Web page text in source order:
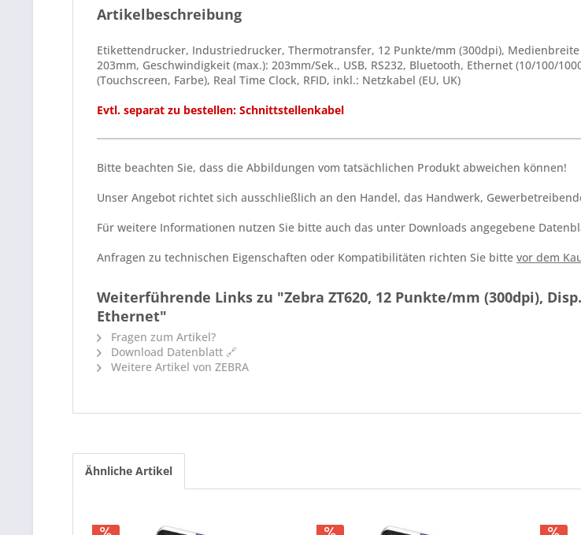
Artikelbeschreibung
Etikettendrucker, Industriedrucker, Thermotransfer, 12 Punkte/mm (300dpi),
203mm, Geschwindigkeit (max.): 203mm/Sek., USB, RS232, Bluetooth, Ethernet (10/100/
(Touchscreen, Farbe), Real Time Clock, RFID, inkl.: Netzkabel (EU, UK)
Evtl. separat zu bestellen: Schnittstellenkabel
Bitte beachten Sie, dass die Abbildungen vom tatsächlichen Produkt abweichen können!
Unser Angebot richtet sich ausschließlich an den Handel, das Handwerk,
Für weitere Informationen nutzen Sie bitte auch das unter Downloads angegebene
Anfragen zu technischen Eigenschaften oder Kompatibilitäten richten Sie bitte vor dem
Weiterführende Links zu "Zebra ZT620, 12 Punkte/mm (300dpi), Disp.
Ethernet"
Fragen zum Artikel?
Download Datenblatt 🔗
Weitere Artikel von ZEBRA
Ähnliche Artikel